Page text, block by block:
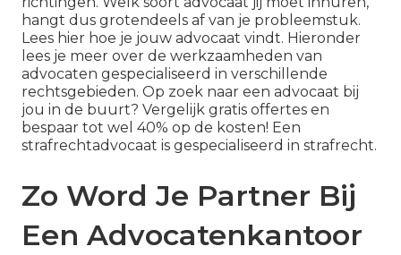
hangt dus grotendeels af van je probleemstuk.
Lees hier hoe je jouw advocaat vindt. Hieronder
lees je meer over de werkzaamheden van
advocaten gespecialiseerd in verschillende
rechtsgebieden. Op zoek naar een advocaat bij
jou in de buurt? Vergelijk gratis offertes en
bespaar tot wel 40% op de kosten! Een
strafrechtadvocaat is gespecialiseerd in strafrecht.
Zo Word Je Partner Bij
Een Advocatenkantoor